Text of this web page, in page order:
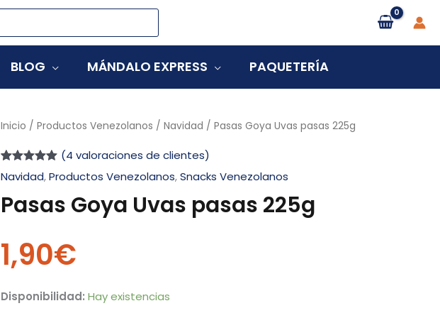
BLOG MÁNDALO EXPRESS PAQUETERÍA
Inicio /Productos Venezolanos /Navidad / Pasas Goya Uvas pasas 225g
Valorado
con5.00de
4
valoraciones
de clientes
(4 valoraciones de clientes)
Navidad,Productos Venezolanos,Snacks Venezolanos
Pasas Goya Uvas pasas 225g
1,90€
Disponibilidad: Hay existencias
Pasas
Uvas
pasas
225g